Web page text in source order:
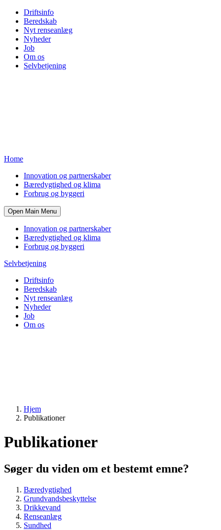
Driftsinfo
Beredskab
Nyt renseanlæg
Nyheder
Job
Om os
Selvbetjening
Home
Innovation og partnerskaber
Bæredygtighed og klima
Forbrug og byggeri
Open Main Menu
Innovation og partnerskaber
Bæredygtighed og klima
Forbrug og byggeri
Selvbetjening
Driftsinfo
Beredskab
Nyt renseanlæg
Nyheder
Job
Om os
Hjem
Publikationer
Publikationer
Søger du viden om et bestemt emne?
Bæredygtighed
Grundvandsbeskyttelse
Drikkevand
Renseanlæg
Sundhed